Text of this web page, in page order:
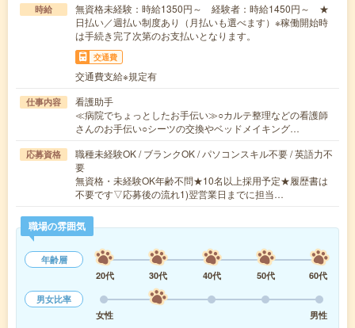
時給
無資格未経験：時給1350円～ 経験者：時給1450円～ ★
日払い／週払い制度あり（月払いも選べます）※稼働開始時
は手続き完了次第のお支払いとなります。
交通費
交通費支給※規定有
仕事内容
看護助手
≪病院でちょっとしたお手伝い≫○カルテ整理などの看護師
さんのお手伝い○シーツの交換やベッドメイキング…
応募資格
職種未経験OK / ブランクOK / パソコンスキル不要 / 英語力不
要
無資格・未経験OK年齢不問★10名以上採用予定★履歴書は
不要です▽応募後の流れ1)翌営業日までに担当…
職場の雰囲気
年齢層
20代
30代 40代 50代
60代
男女比率
女性
男性